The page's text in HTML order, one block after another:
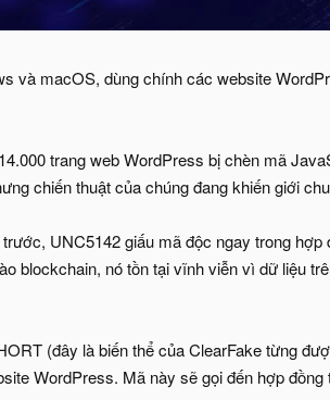
và macOS, dùng chính các website
trang web WordPress bị chèn mã
chiến thuật của chúng đang khiến giới
UNC5142 giấu mã độc ngay trong hợp
blockchain, nó tồn tại vĩnh viễn vì dữ liệu
(đây là biến thể của ClearFake từng
WordPress. Mã này sẽ gọi đến hợp